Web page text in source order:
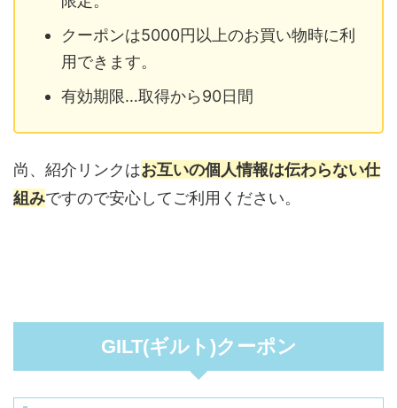
クーポンは5000円以上のお買い物時に利
用できます。
有効期限…取得から90日間
尚、紹介リンクはお互いの個人情報は伝わらない仕
組みですので安心してご利用ください。
GILT(ギルト)クーポン